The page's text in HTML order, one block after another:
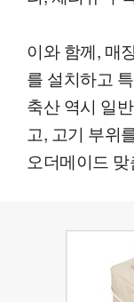
이와 함께, 매
를 설치하고
축산 역시 일
고, 고기 부위
오더메이드